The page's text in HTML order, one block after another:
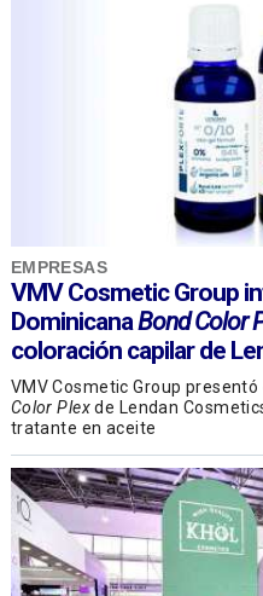
EMPRESAS
VMV Cosmetic Group
DominicanaBond Color
coloración capilar de
VMV Cosmetic Group
Color Plexde Lendan
tratante en aceite